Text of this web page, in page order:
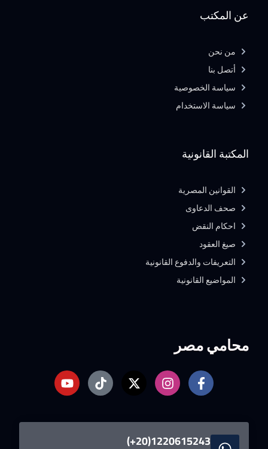
محامي مصر
1220615243(20+)
المكتبة القانونية
القوانين المصرية
صحف الدعاوى
احكام النقض
صيغ العقود
التعريفات والدفوع القانونية
المواضيع القانونية
عن المكتب
من نحن
أتصل بنا
سياسة الخصوصية
سياسة الاستخدام